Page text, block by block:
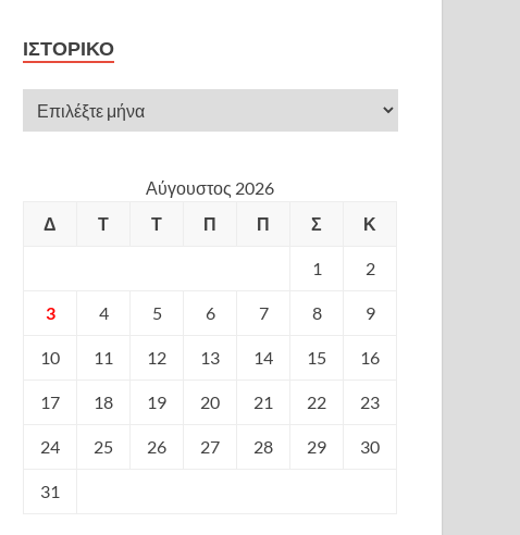
ΙΣΤΟΡΙΚΌ
Αύγουστος 2026
Δ
Τ Τ Π Π Σ Κ
1 2
3 4 5 6 7 8 9
10 11 12 13 14 15 16
17 18 19 20 21 22 23
24 25 26 27 28 29 30
31